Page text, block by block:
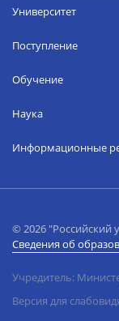
Университет
Поступление
Обучение
Наука
Информационные
© 2026 "Российский
Сведения об
Учредитель:
Версия для